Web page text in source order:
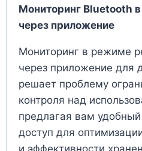
Мониторинг Bluetooth
через приложение
Мониторинг в режиме
через приложение для
решает проблему
контроля над
предлагая вам
доступ для
и эффективности